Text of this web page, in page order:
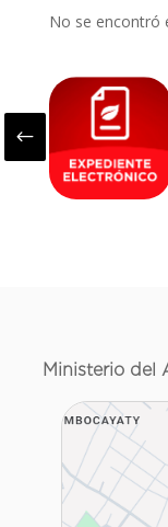
No se encontró
#
Ministerio del